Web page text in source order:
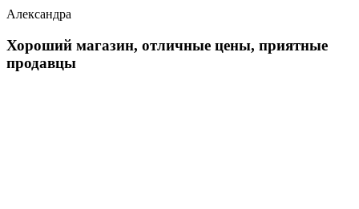
Александра
Хороший магазин, отличные цены, приятные
продавцы